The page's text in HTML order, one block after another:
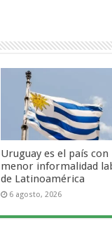
Uruguay es el país con
menor informalidad
de Latinoamérica
6 agosto, 2026